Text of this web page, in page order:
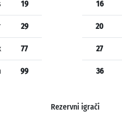
19
29
77
99
16
20
27
36
Rezervni igrači